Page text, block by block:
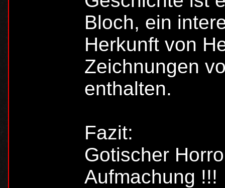
Bloch, ein
Herkunft von
Zeichnungen
enthalten.
Fazit:
Gotischer
Aufmachung !!!